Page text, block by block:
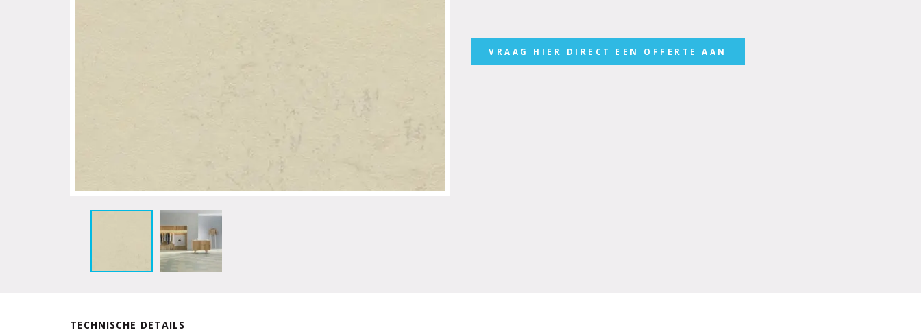
VRAAG HIER DIRECT EEN OFFERTE AAN
TECHNISCHE DETAILS